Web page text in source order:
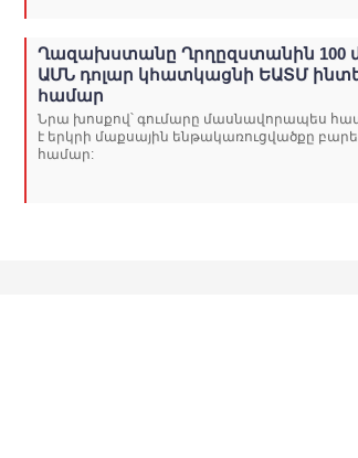
Ղազախստանը Ղրղըզստանին 100
ԱՄՆ դոլար կհատկացնի ԵԱՏՄ
համար
Նրա խոսքով՝ գումարը մասնավորապես
է երկրի մաքսային ենթակառուցվածքը
համար: